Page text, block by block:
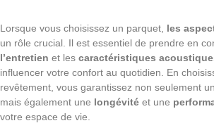
Lorsque vous choisissez un parquet, les
un rôle crucial. Il est essentiel de prendre en
l’entretien et les caractéristiques
influencer votre confort au quotidien. En
revêtement, vous garantissez non seulement
mais également une longévité et une
votre espace de vie.